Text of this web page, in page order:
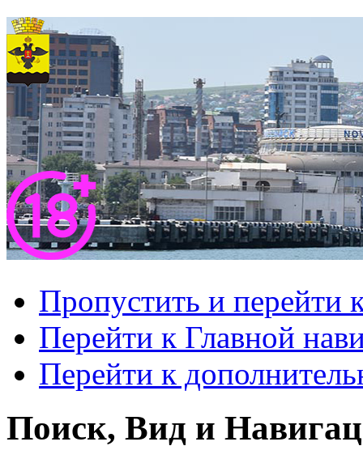
Пропустить и перейти
Перейти к Главной
Перейти к
Поиск, Вид и